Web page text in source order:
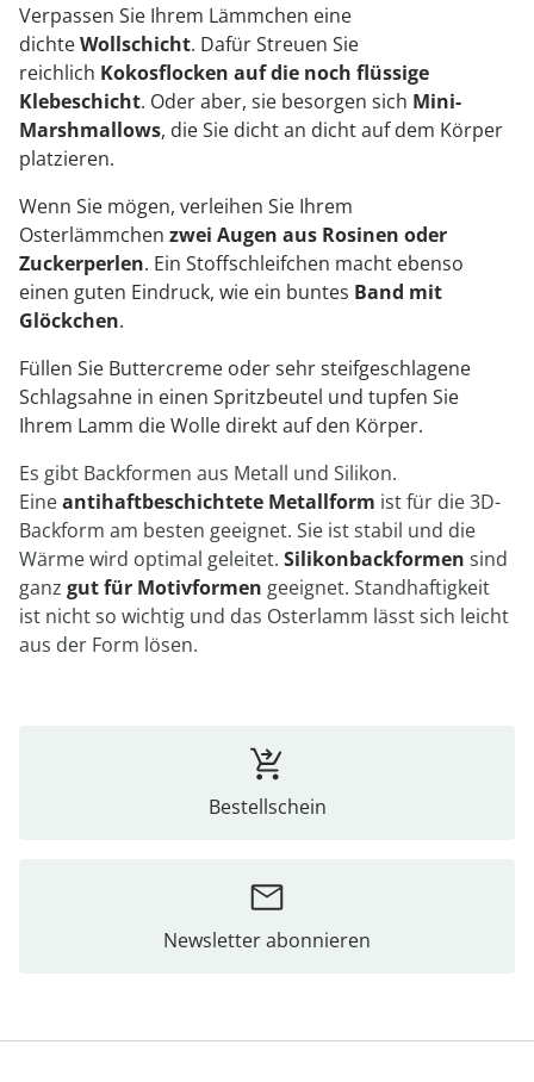
Verpassen Sie Ihrem Lämmchen eine
dichteWollschicht. Dafür Streuen Sie
reichlich Kokosflocken auf die noch flüssige
Klebeschicht. Oder aber, sie besorgen sich Mini-
Marshmallows, die Sie dicht an dicht auf dem Körper
platzieren.
Wenn Sie mögen, verleihen Sie Ihrem
Osterlämmchen zwei Augen aus Rosinen oder
Zuckerperlen. Ein Stoffschleifchen macht ebenso
einen guten Eindruck, wie ein buntes Band mit
Glöckchen.
Füllen Sie Buttercreme oder sehr steifgeschlagene
Schlagsahne in einen Spritzbeutel und tupfen Sie
Ihrem Lamm die Wolle direkt auf den Körper.
Es gibt Backformen aus Metall und Silikon.
Eineantihaftbeschichtete Metallform ist für die 3D-
Backform am besten geeignet. Sie ist stabil und die
Wärme wird optimal geleitet. Silikonbackformen sind
ganz gut für Motivformen geeignet. Standhaftigkeit
ist nicht so wichtig und das Osterlamm lässt sich leicht
aus der Form lösen.
Bestellschein
Newsletter abonnieren